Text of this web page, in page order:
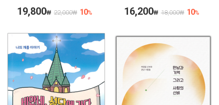
19,800₩ 22,000₩ 10% 16,200₩ 18,000₩ 10%